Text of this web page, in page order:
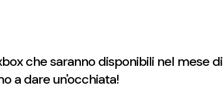
che saranno disponibili nel mese di
a dare un'occhiata!